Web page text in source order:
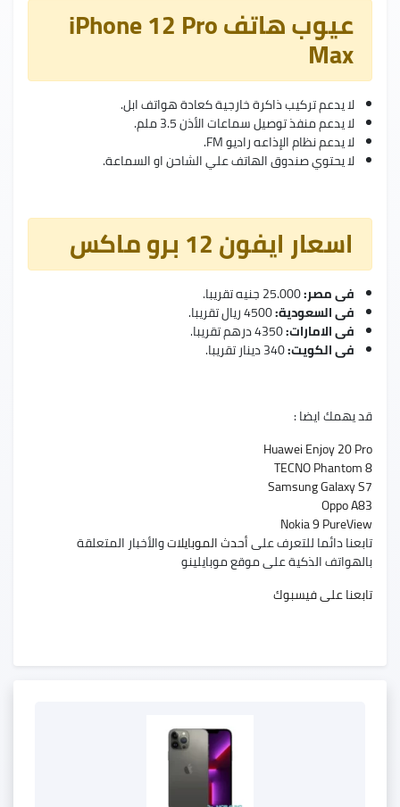
عيوب هاتف iPhone 12 Pro
Max
لا يدعم تركيب ذاكرة خارجية كعادة هواتف ابل.
لا يدعم منفذ توصيل سماعات الأذن 3.5 ملم.
لا يدعم نظام الإذاعه راديو FM.
لا يحتوي صندوق الهاتف علي الشاحن او السماعة.
اسعار ايفون 12 برو ماكس
فى مصر:25.000 جنيه تقريبا.
فى السعودية:4500 ريال تقريبا.
فى الامارات:4350 درهم تقريبا.
فى الكويت:340 دينار تقريبا.
قد يهمك ايضا :
Huawei Enjoy 20 Pro
TECNO Phantom 8
Samsung Galaxy S7
Oppo A83
Nokia 9 PureView
تابعنا دائما للتعرف علىأحدث الموبايلاتوالأخبار المتعلقة
بالهواتف الذكية على موقع موبايلينو
تابعنا على فيسبوك